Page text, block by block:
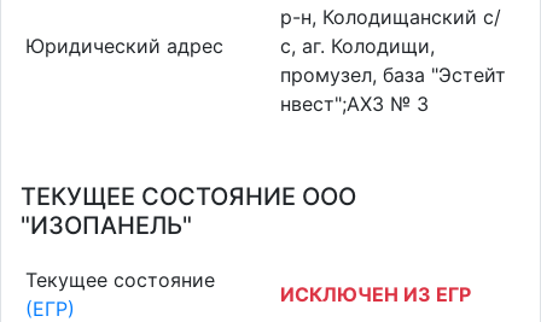
Юридический адрес
р-н, Колодищанский с/
с, аг. Колодищи,
промузел, база "Эстейт
нвест";АХЗ № 3
ТЕКУЩЕЕ СОСТОЯНИЕ ООО
"ИЗОПАНЕЛЬ"
Текущее состояние
(ЕГР)
ИСКЛЮЧЕН ИЗ ЕГР